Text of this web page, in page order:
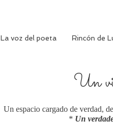
La voz del poeta Rincón de
Un
Un espacio cargado de verdad,
* Un